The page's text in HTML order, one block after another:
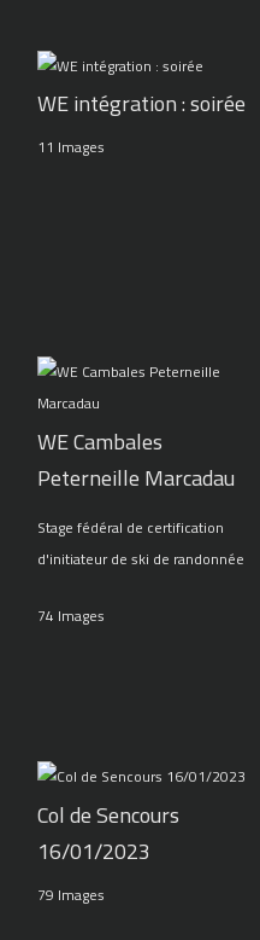
WE intégration : soirée
11 Images
WE Cambales
Peterneille Marcadau
Stage fédéral de certification
d'initiateur de ski de randonnée
74 Images
Col de Sencours
16/01/2023
79 Images